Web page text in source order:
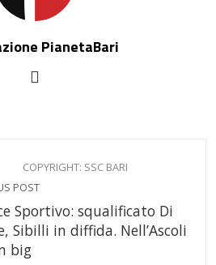
PianetaBari
COPYRIGHT: SSC BARI
POST
Sportivo: squalificato Di
Sibilli in diffida. Nell’Ascoli
big